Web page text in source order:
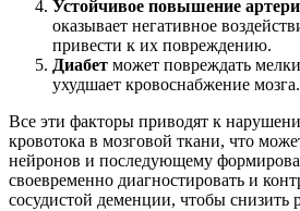
Устойчивое повышение
оказывает негативное
привести к их повреждению.
Диабет может повреждать
ухудшает кровоснабжение мозга.
Все эти факторы приводят к
кровотока в мозговой ткани, что
нейронов и последующему
своевременно диагностировать и
сосудистой деменции, чтобы снизить